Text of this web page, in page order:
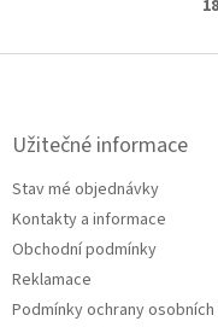
18
Z
Užitečné informace
Stav mé objednávky
Kontakty a informace
Obchodní podmínky
Reklamace
Podmínky ochrany osobních